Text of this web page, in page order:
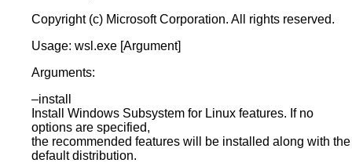
Copyright (c) Microsoft Corporation. All rights reserved.
Usage: wsl.exe [Argument]
Arguments:
–install
Install Windows Subsystem for Linux features. If no
options are specified,
the recommended features will be installed along with the
default distribution.